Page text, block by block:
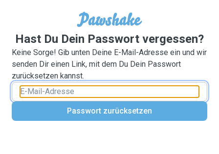
Hast Du Dein Passwort vergessen?
Keine Sorge! Gib unten Deine E-Mail-Adresse ein und wir
senden Dir einen Link, mit dem Du Dein Passwort
zurücksetzen kannst.
Passwort zurücksetzen